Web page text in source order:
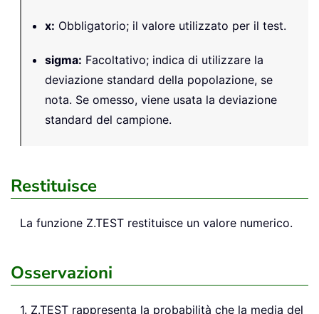
x: Obbligatorio; il valore utilizzato per il test.
sigma: Facoltativo; indica di utilizzare la
deviazione standard della popolazione, se
nota. Se omesso, viene usata la deviazione
standard del campione.
Restituisce
La funzione Z.TEST restituisce un valore numerico.
Osservazioni
1. Z.TEST rappresenta la probabilità che la media del